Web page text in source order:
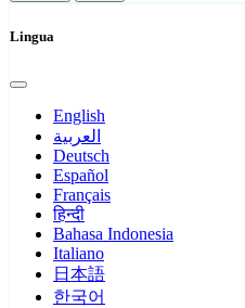
Lingua
English
العربية
Deutsch
Español
Français
हिन्दी
Bahasa Indonesia
Italiano
日本語
한국어